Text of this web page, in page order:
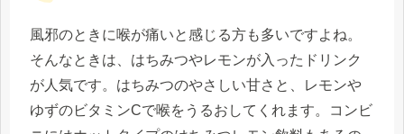
風邪のときに喉が痛いと感じる方も多いですよね。
そんなときは、はちみつやレモンが入ったドリンク
が人気です。はちみつのやさしい甘さと、レモンや
ゆずのビタミンCで喉をうるおしてくれます。コンビ